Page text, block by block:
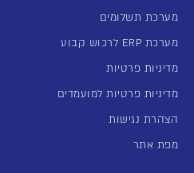
מערכת תשלומים
מערכת ERP לרכוש קבוע
מדיניות פרטיות
מדיניות פרטיות למועמדים
הצהרת נגישות
מפת אתר